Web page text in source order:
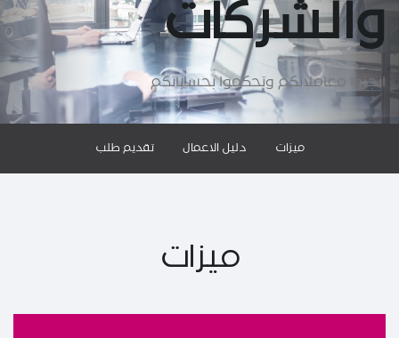
والشركات
انجزوا معاملاتكم وتحكموا بحساباتكم
ميزات دليل الاعمال تقديم طلب
ميزات